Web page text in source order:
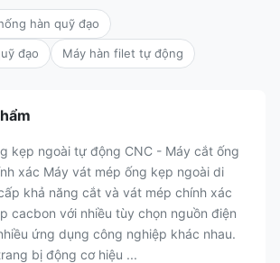
hàn quỹ đạo
đạo Máy hàn filet tự động
kẹp ngoài tự động CNC - Máy cắt ống
xác Máy vát mép ống kẹp ngoài di
khả năng cắt và vát mép chính xác
cacbon với nhiều tùy chọn nguồn điện
ứng dụng công nghiệp khác nhau.
bị động cơ hiệu ...